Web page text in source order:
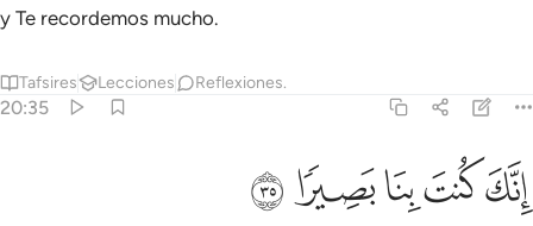
y Te recordemos mucho.
Tafsires Lecciones Reflexiones.
20:35
انك كنت بنا بصيرا ٣٥
إِنَّكَ كُنتَ بِنَا بَصِيرًۭا ٣٥
ﳐ ﳑﳒﳓﳔ